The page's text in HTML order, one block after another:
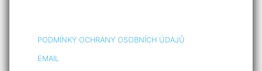
PODMÍNKY OCHRANY OSOBNÍCH ÚDAJŮ
EMAIL